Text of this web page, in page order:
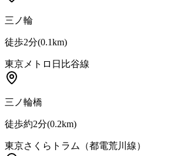
三ノ輪
徒歩2分(0.1km)
東京メトロ日比谷線
三ノ輪橋
徒歩約2分(0.2km)
東京さくらトラム（都電荒川線）